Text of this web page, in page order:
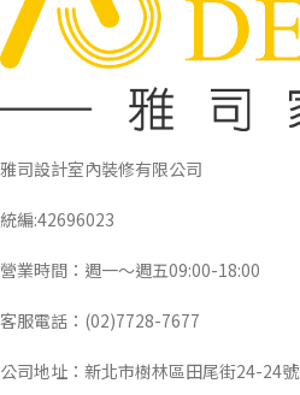
雅司設計室內裝修有限公司
統編:42696023
營業時間：週一～週五09:00-18:00
客服電話：(02)7728-7677
公司地址：新北市樹林區田尾街24-24號